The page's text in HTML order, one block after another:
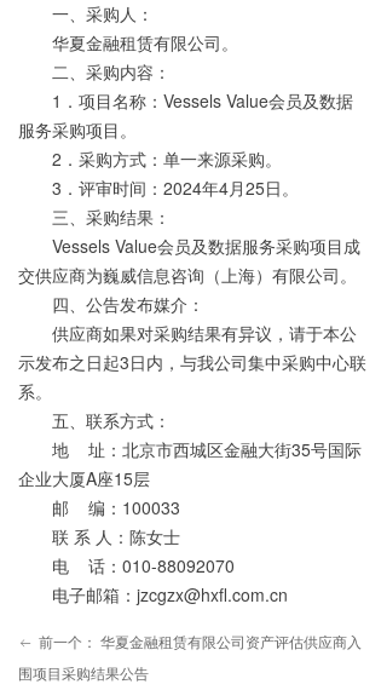
一、采购人：
华夏金融租赁有限公司。
二、采购内容：
1 ．项目名称： Vessels Value会员及数据
服务采购项目。
2 ．采购方式：单一来源采购。
3 ．评审时间： 2024年4月25日。
三、采购结果：
Vessels Value会员及数据服务采购项目成
交供应商为巍威信息咨询（上海）有限公司。
四、公告发布媒介：
供应商如果对采购结果有异议，请于本公
示发布之日起3日内，与我公司集中采购中心联
系。
五、联系方式：
地
址：北京市西城区金融大街35号国际
企业大厦A座15层
邮
编： 100033
联 系 人：陈女士
电
话： 010-88092070
电子邮箱： jzcgzx@hxfl.com.cn
ꂃ 前一个： 华夏金融租赁有限公司资产评估供应商入
围项目采购结果公告